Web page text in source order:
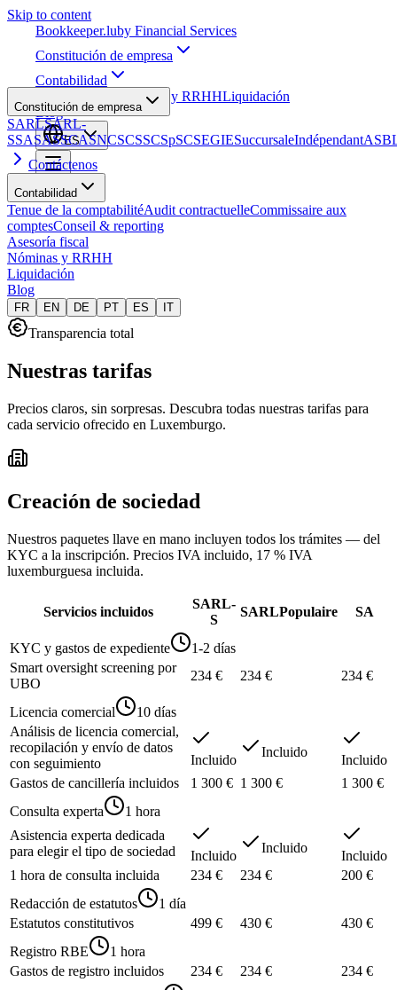
Skip to content
Bookkeeper.luby Financial Services
Constitución de empresa
Contabilidad
Nóminas y RRHHLiquidación
Blog
ES
Constitución de empresa
SARLSARL-
SSASASSCASNCSCSSCSpSCSEGIESuccursaleIndépendant
Contáctenos
Contabilidad
Tenue de la comptabilitéAudit contractuelleCommissaire aux
comptesConseil & reporting
Asesoría fiscal
Nóminas y RRHH
Liquidación
Blog
FR EN DE PT ES IT
Transparencia total
Nuestras tarifas
Precios claros, sin sorpresas. Descubra todas nuestras tarifas para
cada servicio ofrecido en Luxemburgo.
Creación de sociedad
Nuestros paquetes llave en mano incluyen todos los trámites — del
KYC a la inscripción. Precios IVA incluido, 17 % IVA
luxemburguesa incluida.
Servicios incluidos
SARL-
S
SARLPopulaire SA
KYC y gastos de expediente
1-2 días
Smart oversight screening por
UBO
234 € 234 € 234 €
Licencia comercial
10 días
Análisis de licencia comercial,
recopilación y envío de datos
con seguimiento
Incluido
Incluido
Incluido
Gastos de cancillería incluidos
1 300 € 1 300 €
1 300 €
Consulta experta
1 hora
Asistencia experta dedicada
para elegir el tipo de sociedad
Incluido
Incluido
Incluido
1 hora de consulta incluida
234 € 234 €
200 €
Redacción de estatutos
1 día
Estatutos constitutivos
499 € 430 €
430 €
Registro RBE
1 hora
Gastos de registro incluidos
234 € 234 €
234 €